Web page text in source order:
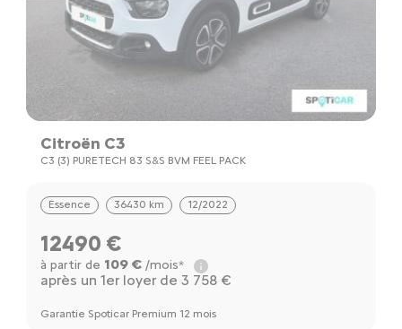
Citroën C3
C3 (3) PURETECH 83 S&S BVM FEEL PACK
Essence 36430 km 12/2022
12490 €
à partir de 109 €/mois*
après un 1er loyer de 3 758 €
Garantie Spoticar Premium 12 mois